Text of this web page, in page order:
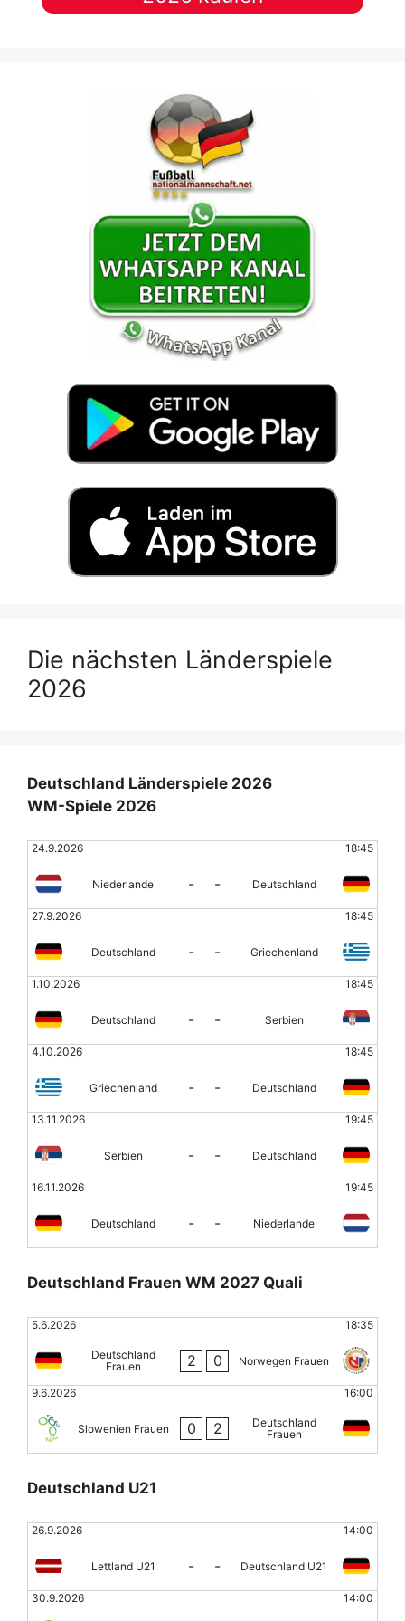
Die nächsten Länderspiele
2026
Deutschland Länderspiele 2026
WM-Spiele 2026
24.9.2026 18:45
Niederlande - - Deutschland
27.9.2026 18:45
Deutschland - - Griechenland
1.10.2026 18:45
Deutschland - - Serbien
4.10.2026 18:45
Griechenland - - Deutschland
13.11.2026 19:45
Serbien - - Deutschland
16.11.2026 19:45
Deutschland - - Niederlande
Deutschland Frauen WM 2027 Quali
5.6.2026 18:35
Deutschland
Frauen
2 0 Norwegen Frauen
9.6.2026 16:00
Slowenien Frauen 0 2
Deutschland
Frauen
Deutschland U21
26.9.2026 14:00
Lettland U21 - - Deutschland U21
30.9.2026 14:00